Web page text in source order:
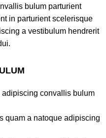
bulum parturient
in parturient scelerisque
a vestibulum hendrerit
convallis bulum
quam a natoque adipiscing